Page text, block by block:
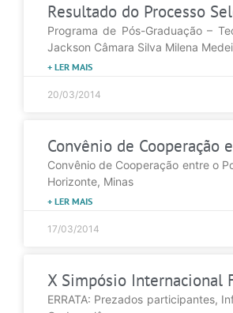
Resultado do Processo
Programa de Pós-Graduação –
Jackson Câmara Silva Milena
+ LER MAIS
20/03/2014
Convênio de Cooperação
Convênio de Cooperação entre o
Horizonte, Minas
+ LER MAIS
17/03/2014
X Simpósio Internacional
ERRATA: Prezados participantes,